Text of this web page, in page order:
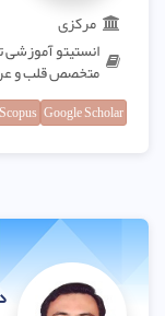
مرکزی
انستیتو
متخصص قلب و
Google Scholar
Scopus